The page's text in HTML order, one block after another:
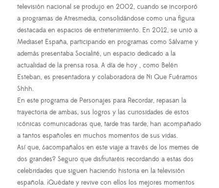
televisión nacional se produjo en 2002, cuando se incorporó
a programas de Atresmedia, consolidándose como una figura
destacada en espacios de entretenimiento. En 2012, se unió a
Mediaset España, participando en programas como Sálvame y
además presentaba Socialité, un espacio dedicado a la
actualidad de la prensa rosa. A día de hoy , como Belén
Esteban, es presentadora y colaboradora de Ni Que Fuéramos
Shhh.
En este programa de Personajes para Recordar, repasan la
trayectoria de ambas, sus logros y las curiosidades de estos
icónicas comunicadoras que, tarde tras tarde, han acompañado
a tantos españoles en muchos momentos de sus vidas.
Así que, ¿acompañalos en este viaje a través de los memes de
dos grandes? Seguro que disfrutaréis recordando a estas dos
celebridades que siguen haciendo historia en la televisión
española. ¡Quédate y revive con ellos los mejores momentos